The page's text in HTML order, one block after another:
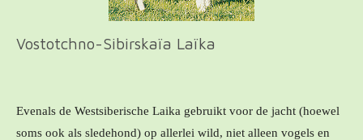
Vostotchno-Sibirskaïa Laïka
Evenals de Westsiberische Laika gebruikt voor de jacht (hoewel
soms ook als sledehond) op allerlei wild, niet alleen vogels en